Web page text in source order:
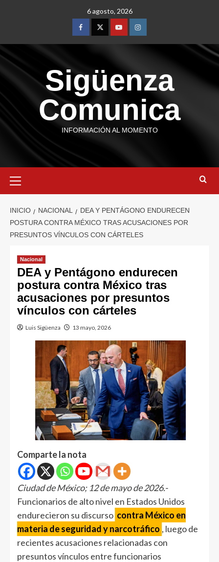
6 agosto, 2026
Sigüenza
Comunica
INFORMACIÓN AL MOMENTO
INICIO NACIONAL
DEA Y PENTÁGONO ENDURECEN
POSTURA CONTRA MÉXICO TRAS ACUSACIONES POR
PRESUNTOS VÍNCULOS CON CÁRTELES
Nacional
DEA y Pentágono endurecen
postura contra México tras
acusaciones por presuntos
vínculos con cárteles
Luis Sigüenza 13 mayo, 2026
Comparte la nota
Ciudad de México; 12 de mayo de 2026.-
Funcionarios de alto nivel en Estados Unidos
endurecieron su discurso contra México en
materia de seguridad y narcotráfico , luego de
recientes acusaciones relacionadas con
presuntos vínculos entre funcionarios